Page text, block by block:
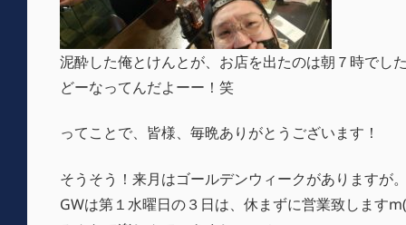
泥酔した俺とけんとが、お店を出たのは朝７時でした
どーなってんだよーー！笑
ってことで、皆様、毎晩ありがとうございます！
そうそう！来月はゴールデンウィークがありますが。
GWは第１水曜日の３日は、休まずに営業致します